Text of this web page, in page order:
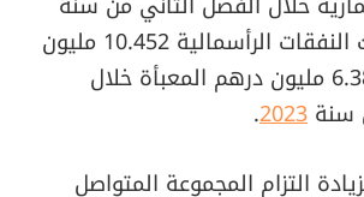
2024، حيث بلغت النفقات الرأسمالية 10.452 مليون
درهم، مقابل 6.388 مليون درهم المعبأة خلال
سنة 2023
.
التزام المجموعة المتواصل